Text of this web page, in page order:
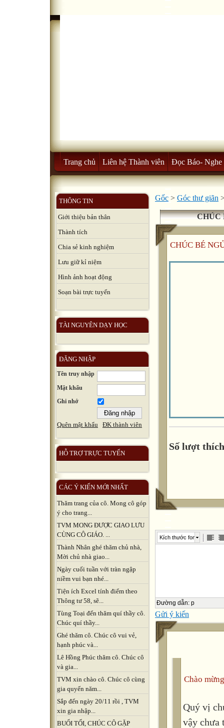
Trang chủ Liên hệ Thành viên Đọc Báo- Nghe
THÔNG TIN
Giới thiệu bản thân
Thành tích
Chia sẻ kinh nghiệm
Lưu giữ kỉ niệm
Hình ảnh hoạt động
Soạn bài trực tuyến
TÀI NGUYÊN DẠY HỌC
ĐĂNG NHẬP
Tên truy nhập
Mật khẩu
Ghi nhớ
Quên mật khẩu ĐK thành viên
HỖ TRỢ TRỰC TUYẾN
CÁC Ý KIẾN MỚI NHẤT
Thăm trang của cô. Mong cô góp
ý cho trang...
TVM MONG ĐƯỢC GIAO LƯU
CÙNG CÔ GIÁO. ...
Thành Nhân ghé thăm chủ nhà,
Mời chủ nhà giao...
Ngày cuối tuần với tràn ngập
niềm vui bạn nhé...
Tiện ích Excel tính điểm theo
Thông tư 58, sẽ...
Tùng Toại đến thăm quí thầy cô.
Chúc quí thầy...
Ghé thăm cô. Chúc cô vui vẻ,
hạnh phúc và...
Lê Hồng Phúc thăm cô. Chúc cô
và gia...
TVM xin chào cô. Chúc cô cùng
gia quyến năm...
Sắp đến ngày 20/11 rồi , TVM
xin gia nhập...
BUỔI TỐI, CHÚC CÔ GẶP
Gốc > Góc thư giãn
CHÚC
CHÚC BÉ
Số lượt
Kích thước font
Đường dẫn: p
Gửi ý kiến
Chào
Quý vị
vậy chưa